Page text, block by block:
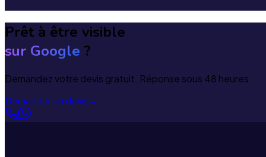
Prêt à être visible
sur Google ?
Demandez votre devis gratuit. Réponse sous 48 heures.
Demander un devis→